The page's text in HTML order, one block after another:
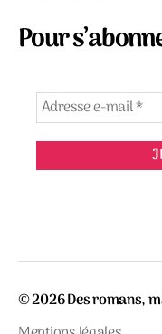
Pour
© 2026Des romans,